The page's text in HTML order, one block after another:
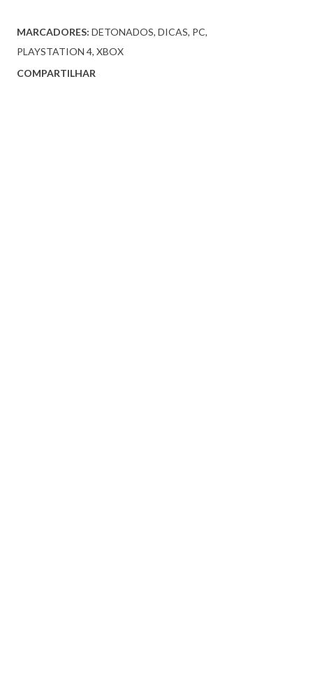
MARCADORES: DETONADOS DICAS PC
PLAYSTATION 4 XBOX
COMPARTILHAR